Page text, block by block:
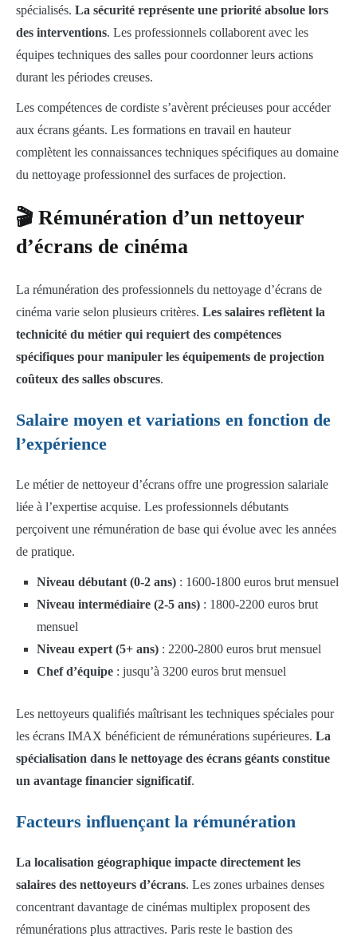
spécialisés. La sécurité représente une priorité absolue lors
des interventions. Les professionnels collaborent avec les
équipes techniques des salles pour coordonner leurs actions
durant les périodes creuses.
Les compétences de cordiste s’avèrent précieuses pour accéder
aux écrans géants. Les formations en travail en hauteur
complètent les connaissances techniques spécifiques au domaine
du nettoyage professionnel des surfaces de projection.
🎬 Rémunération d’un nettoyeur
d’écrans de cinéma
La rémunération des professionnels du nettoyage d’écrans de
cinéma varie selon plusieurs critères. Les salaires reflètent la
technicité du métier qui requiert des compétences
spécifiques pour manipuler les équipements de projection
coûteux des salles obscures.
Salaire moyen et variations en fonction de
l’expérience
Le métier de nettoyeur d’écrans offre une progression salariale
liée à l’expertise acquise. Les professionnels débutants
perçoivent une rémunération de base qui évolue avec les années
de pratique.
Niveau débutant (0-2 ans): 1600-1800 euros brut mensuel
Niveau intermédiaire (2-5 ans): 1800-2200 euros brut
mensuel
Niveau expert (5+ ans): 2200-2800 euros brut mensuel
Chef d’équipe: jusqu’à 3200 euros brut mensuel
Les nettoyeurs qualifiés maîtrisant les techniques spéciales pour
les écrans IMAX bénéficient de rémunérations supérieures. La
spécialisation dans le nettoyage des écrans géants constitue
un avantage financier significatif.
Facteurs influençant la rémunération
La localisation géographique impacte directement les
salaires des nettoyeurs d’écrans. Les zones urbaines denses
concentrant davantage de cinémas multiplex proposent des
rémunérations plus attractives. Paris reste le bastion des